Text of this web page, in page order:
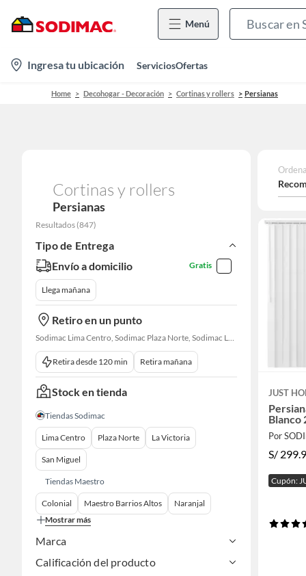
Menú
location-
icon
Ingresa tu ubicación ServiciosOfertas
Home Decohogar - Decoración Cortinas y rollers Persianas
Cortinas y rollers
Persianas
Resultados (847)
Tipo de Entrega
Envío a domicilio
Gratis
Llega mañana
Retiro en un punto
Sodimac Lima Centro, Sodimac Plaza Norte, Sodimac La Victoria, Sodimac San Miguel, Sodimac S. J. Lurigancho, Sodimac Chacarilla, Sodimac Av. La Molina, Sodimac Colonial, Maestro Barrios Altos, Sodimac Naranjal
Retira desde 120 min Retira mañana
Stock en tienda
Tiendas Sodimac
Lima Centro Plaza Norte La Victoria
San Miguel
Tiendas Maestro
Colonial Maestro Barrios Altos
Naranjal
Mostrar más
Marca
Calificación del producto
JUST
Blanco
Por
S/
Cupón: